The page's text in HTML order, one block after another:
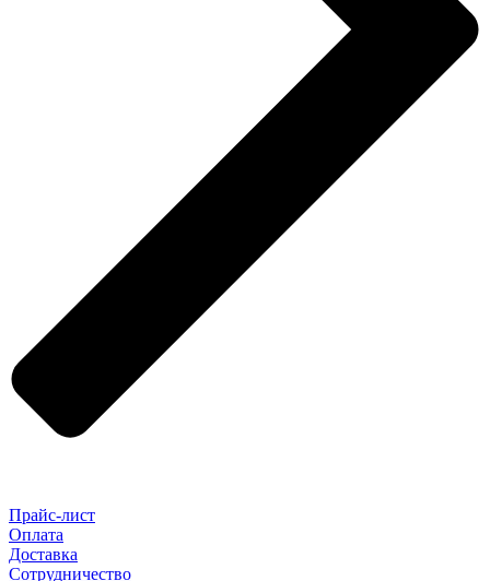
Прайс-лист
Оплата
Доставка
Сотрудничество